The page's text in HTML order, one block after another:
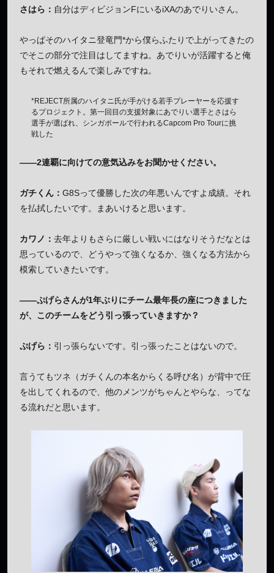
さはら： 自分はディビジョンFにいるiXAのあでりいさん。
やっぱそのハイタニ登竜門*から僕らふたりで上がってきたの
でそこの部分で注目はしてますね。あでりいが活躍すると俺
もそれで燃えるんで楽しみですね。
*REJECT所属のハイタニ氏が手がける若手プレーヤーを応援す
るプロジェクト。第一回目の支援対象にあでりい選手とさはら
選手が選ばれ、シンガポールで行われるCapcom Pro Tourに挑
戦した
——2連覇に向けての意気込みをお聞かせください。
ガチくん： G8Sって優勝した次の年悪いんですよ成績。それ
を払拭したいです。まあいけると思います。
カワノ： 去年よりもさらに厳しい戦いにはなりそうだなとは
思っているので、どうやって強くなるか、強くなる方法から
模索していきたいです。
——ぷげらさんが1年ぶりにチーム最年長の座につきました
が、このチームをどう引っ張っていきますか？
ぷげら： 引っ張らないです。引っ張ったことはないので。
言うてもツネ（ガチくんの本名からくる呼び名）が背中で圧
を出してくれるので、他のメンツがちゃんとやらな、ってな
る流れだと思います。